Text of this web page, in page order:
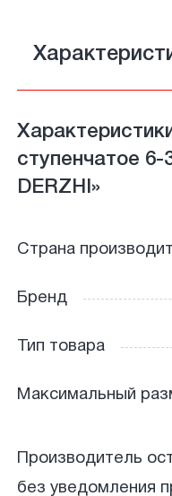
ступенчатое 6-
DERZHI»
Страна
Бренд
Тип товара
Максимальный
Производитель
без уведомления